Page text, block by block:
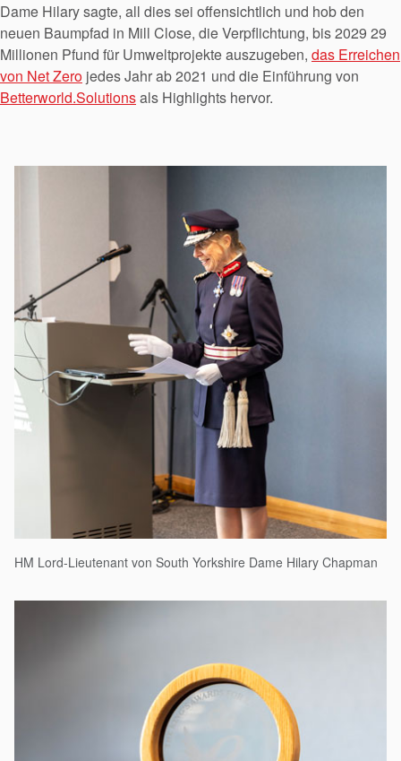
Produktbroschüren
Dame Hilary sagte, all dies sei offensichtlich und hob den
neuen Baumpfad in Mill Close, die Verpflichtung, bis 2029 29
Millionen Pfund für Umweltprojekte auszugeben, das Erreichen
von Net Zero jedes Jahr ab 2021 und die Einführung von
Betterworld.Solutionsals Highlights hervor.
HM Lord-Lieutenant von South Yorkshire Dame Hilary Chapman